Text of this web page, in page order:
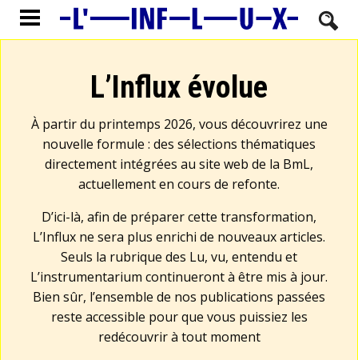
L’Influx évolue
À partir du printemps 2026, vous découvrirez une
nouvelle formule : des sélections thématiques
directement intégrées au site web de la BmL,
actuellement en cours de refonte.
D’ici-là, afin de préparer cette transformation,
L’Influx ne sera plus enrichi de nouveaux articles.
Seuls la rubrique des Lu, vu, entendu et
L’instrumentarium continueront à être mis à jour.
Bien sûr, l’ensemble de nos publications passées
reste accessible pour que vous puissiez les
redécouvrir à tout moment